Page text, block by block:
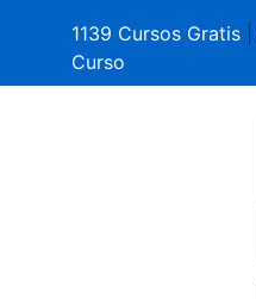
1139 Cursos Gratis
Curso